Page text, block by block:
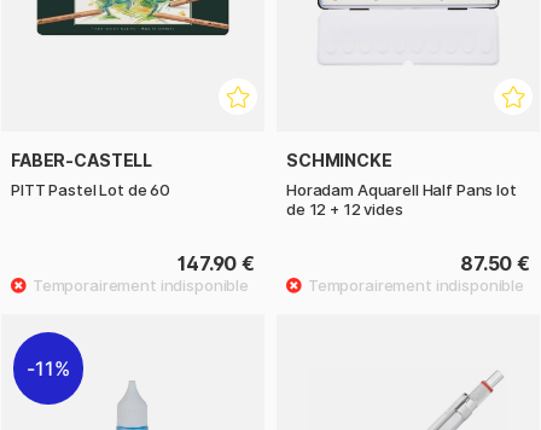
FABER-CASTELL
PITT Pastel Lot de 60
147.90 €
SCHMINCKE
Horadam Aquarell Half Pans lot
de 12 + 12 vides
87.50 €
11%